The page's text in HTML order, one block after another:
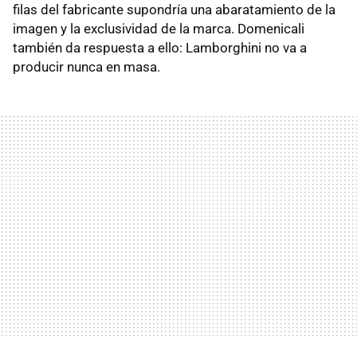
filas del fabricante supondría una abaratamiento de la
imagen y la exclusividad de la marca. Domenicali
también da respuesta a ello: Lamborghini no va a
producir nunca en masa.